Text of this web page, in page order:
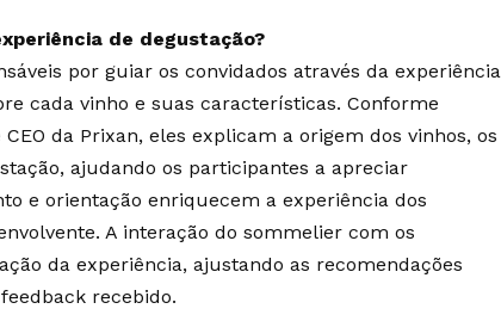
de degustação?
por guiar os convidados através da experiência
cada vinho e suas características. Conforme
da Prixan, eles explicam a origem dos vinhos, os
ajudando os participantes a apreciar
e orientação enriquecem a experiência dos
A interação do sommelier com os
da experiência, ajustando as recomendações
recebido.